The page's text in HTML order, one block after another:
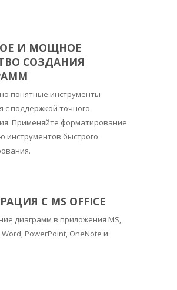
И МОЩНОЕ
СОЗДАНИЯ
понятные инструменты
с поддержкой точного
Применяйте форматирование
инструментов быстрого
С MS OFFICE
диаграмм в приложения MS,
PowerPoint, OneNote и